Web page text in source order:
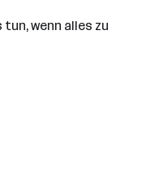
wenn alles zu